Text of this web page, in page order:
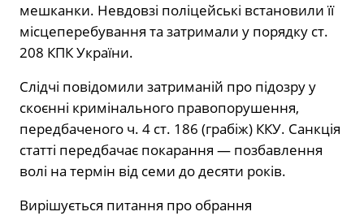
мешканки. Невдовзі поліцейські встановили її
місцеперебування та затримали у порядку ст.
208 КПК України.
Слідчі повідомили затриманій про підозру у
скоєнні кримінального правопорушення,
передбаченого ч. 4 ст. 186 (грабіж) ККУ. Санкція
статті передбачає покарання — позбавлення
волі на термін від семи до десяти років.
Вирішується питання про обрання